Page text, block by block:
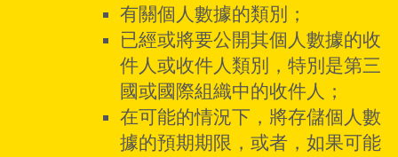
有關個人數據的類別；
已經或將要公開其個人數據的收
件人或收件人類別，特別是第三
國或國際組織中的收件人；
在可能的情況下，將存儲個人數
據的預期期限，或者，如果可能